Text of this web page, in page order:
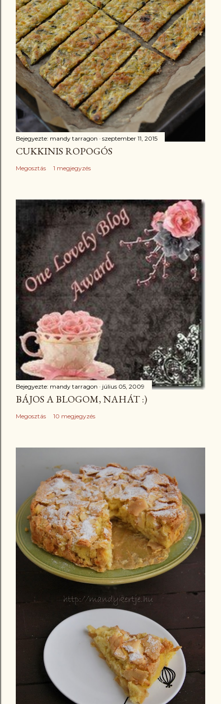
Bejegyezte: mandy tarragon szeptember 11, 2015
CUKKINIS ROPOGÓS
Megosztás 1 megjegyzés
Bejegyezte: mandy tarragon július 05, 2009
BÁJOS A BLOGOM, NAHÁT :)
Megosztás 10 megjegyzés